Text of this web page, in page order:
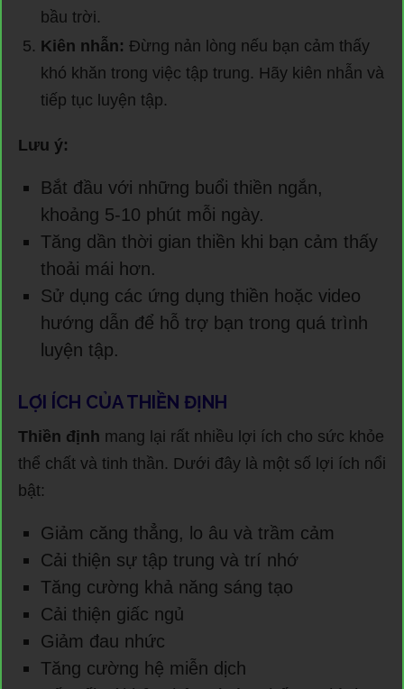
bầu trời.
Kiên nhẫn: Đừng nản lòng nếu bạn cảm thấy
khó khăn trong việc tập trung. Hãy kiên nhẫn và
tiếp tục luyện tập.
Lưu ý:
Bắt đầu với những buổi thiền ngắn,
khoảng 5-10 phút mỗi ngày.
Tăng dần thời gian thiền khi bạn cảm thấy
thoải mái hơn.
Sử dụng các ứng dụng thiền hoặc video
hướng dẫn để hỗ trợ bạn trong quá trình
luyện tập.
LỢI ÍCH CỦA THIỀN ĐỊNH
Thiền định mang lại rất nhiều lợi ích cho sức khỏe
thể chất và tinh thần. Dưới đây là một số lợi ích nổi
bật:
Giảm căng thẳng, lo âu và trầm cảm
Cải thiện sự tập trung và trí nhớ
Tăng cường khả năng sáng tạo
Cải thiện giấc ngủ
Giảm đau nhức
Tăng cường hệ miễn dịch